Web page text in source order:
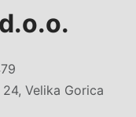
Velika Gorica